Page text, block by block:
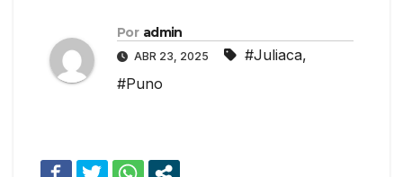
Por admin
ABR 23, 2025 #Juliaca,
#Puno